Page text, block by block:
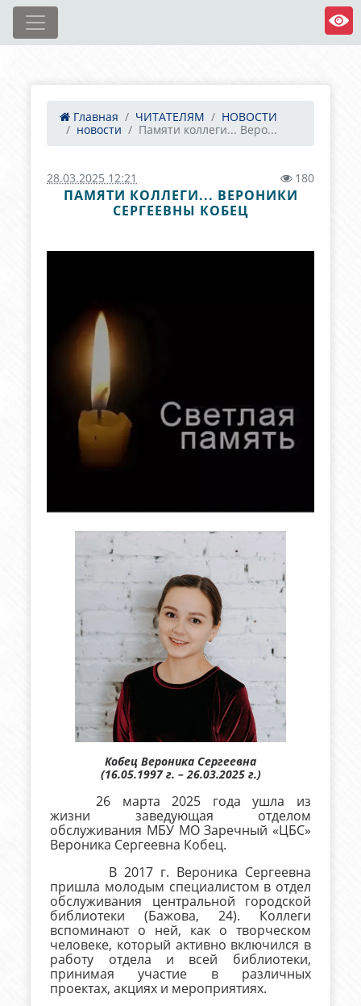
Главная ЧИТАТЕЛЯМ
НОВОСТИ
новости
Памяти коллеги... Веро...
28.03.2025 12:21 180
ПАМЯТИ КОЛЛЕГИ... ВЕРОНИКИ
СЕРГЕЕВНЫ КОБЕЦ
Кобец Вероника Сергеевна
(16.05.1997 г. – 26.03.2025 г.)
26 марта 2025 года ушла из
жизни заведующая отделом
обслуживания МБУ МО Заречный «ЦБС»
Вероника Сергеевна Кобец.
В 2017 г. Вероника Сергеевна
пришла молодым специалистом в отдел
обслуживания центральной городской
библиотеки (Бажова, 24). Коллеги
вспоминают о ней, как о творческом
человеке, который активно включился в
работу отдела и всей библиотеки,
принимая участие в различных
проектах, акциях и мероприятиях.